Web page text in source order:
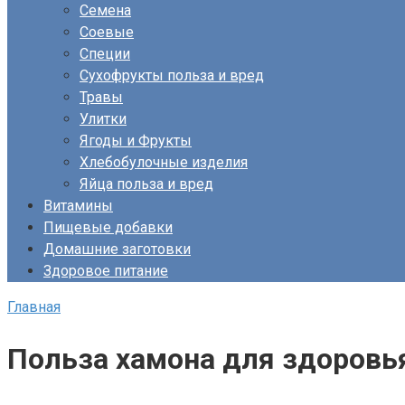
Семена
Соевые
Специи
Сухофрукты польза и вред
Травы
Улитки
Ягоды и Фрукты
Хлебобулочные изделия
Яйца польза и вред
Витамины
Пищевые добавки
Домашние заготовки
Здоровое питание
Главная
Польза хамона для